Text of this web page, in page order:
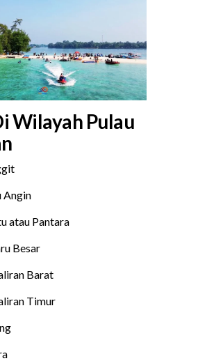
Wilayah Pulau
Angin
atau Pantara
Besar
Barat
Timur